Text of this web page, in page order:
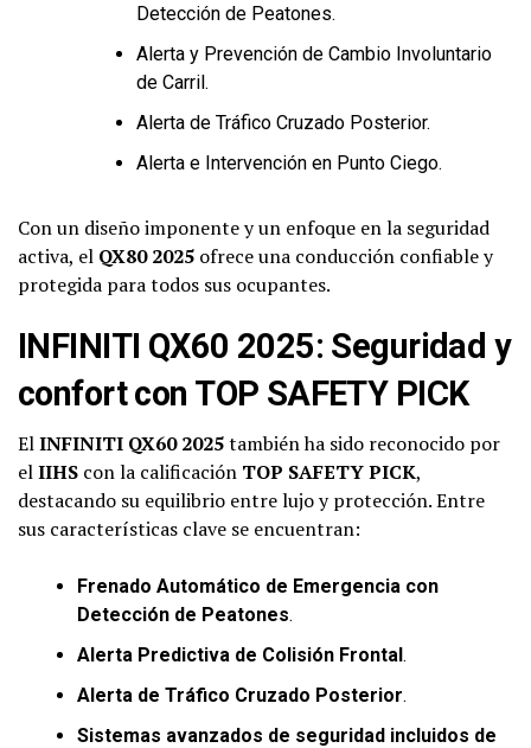
Detección de Peatones.
Alerta y Prevención de Cambio Involuntario
de Carril.
Alerta de Tráfico Cruzado Posterior.
Alerta e Intervención en Punto Ciego.
Con un diseño imponente y un enfoque en la seguridad
activa, el QX80 2025 ofrece una conducción confiable y
protegida para todos sus ocupantes.
INFINITI QX60 2025: Seguridad y
confort con TOP SAFETY PICK
ElINFINITI QX60 2025también ha sido reconocido por
elIIHS con la calificación TOP SAFETY PICK,
destacando su equilibrio entre lujo y protección. Entre
sus características clave se encuentran:
Frenado Automático de Emergencia con
Detección de Peatones.
Alerta Predictiva de Colisión Frontal.
Alerta de Tráfico Cruzado Posterior.
Sistemas avanzados de seguridad incluidos de